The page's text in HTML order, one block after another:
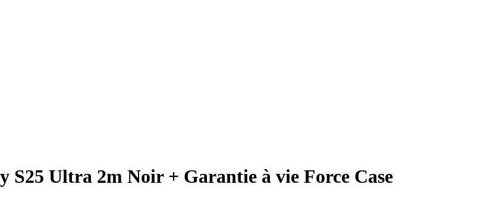
S25 Ultra 2m Noir + Garantie à vie Force Case